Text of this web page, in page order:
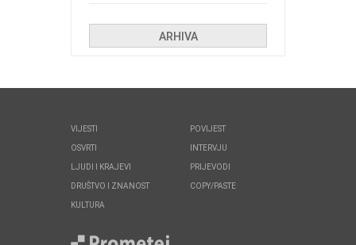
ARHIVA
VIJESTI
OSVRTI
LJUDI I KRAJEVI
DRUŠTVO I ZNANOST
KULTURA
POVIJEST
INTERVJU
PRIJEVODI
COPY/PASTE